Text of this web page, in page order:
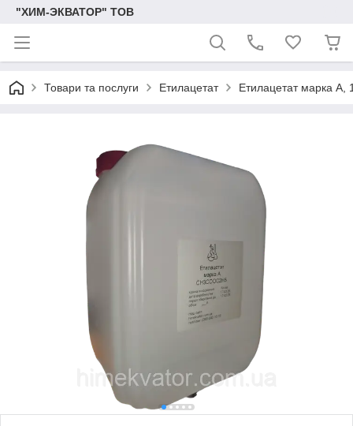
"ХИМ-ЭКВАТОР" ТОВ
Товари та послуги Етилацетат Етилацетат марка А,